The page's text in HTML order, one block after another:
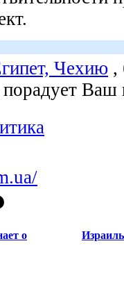
Чехию ,
Ваш
о